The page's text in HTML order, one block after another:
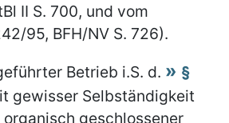
II S. 700, und vom
95, BFH/NV S. 726).
Betrieb i.S. d.
§
gewisser Selbständigkeit
geschlossener